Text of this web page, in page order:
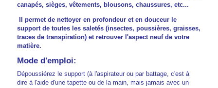
canapés, sièges, vêtements, blousons, chaussures, etc...
Il permet de nettoyer en profondeur et en douceur le
support de toutes les saletés (insectes, poussières, graisses,
traces de transpiration) et retrouver l'aspect neuf de votre
matière.
Mode d'emploi:
Dépoussiérez le support (à l'aspirateur ou par battage, c'est à
dire à l'aide d'une tapette ou de la main, mais jamais avec un